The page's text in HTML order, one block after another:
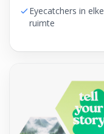
Eyecatchers in elke
ruimte